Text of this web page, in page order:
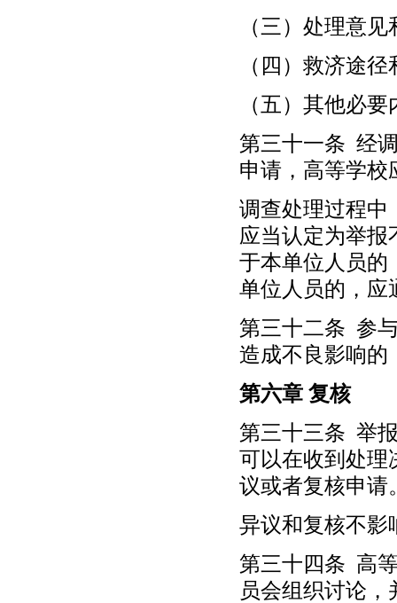
（三）处理意
（四）救济途
（五）其他必
第三十一条 经
申请，高等学校
调查处理过程中
应当认定为举
于本单位人员的
单位人员的，应
第三十二条 参
造成不良影响的
第六章 复核
第三十三条 举
可以在收到处理
议或者复核申请
异议和复核不影
第三十四条 高
员会组织讨论